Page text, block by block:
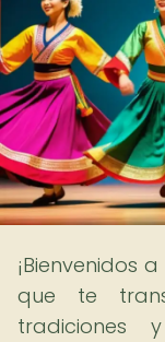
¡Bienvenidos a
que te
tradiciones